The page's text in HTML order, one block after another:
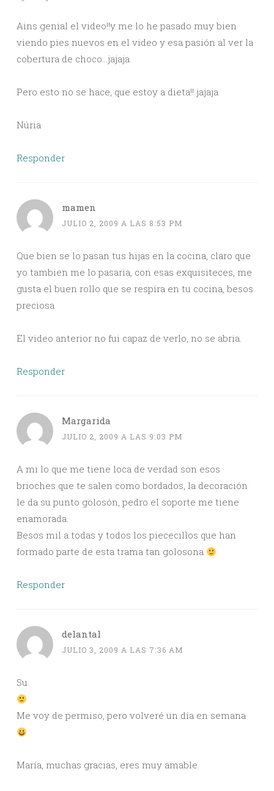
Ains genial el video!!y me lo he pasado muy bien
viendo pies nuevos en el video y esa pasión al ver la
cobertura de choco…jajaja
Pero esto no se hace, que estoy a dieta!! jajaja
Núria
Responder
mamen
JULIO 2, 2009 A LAS 8:53 PM
Que bien se lo pasan tus hijas en la cocina, claro que
yo tambien me lo pasaria, con esas exquisiteces, me
gusta el buen rollo que se respira en tu cocina, besos
preciosa
El video anterior no fui capaz de verlo, no se abria.
Responder
Margarida
JULIO 2, 2009 A LAS 9:03 PM
A mi lo que me tiene loca de verdad son esos
brioches que te salen como bordados, la decoración
le da su punto golosón, pedro el soporte me tiene
enamorada.
Besos mil a todas y todos los piececillos que han
formado parte de esta trama tan golosona
Responder
delantal
JULIO 3, 2009 A LAS 7:36 AM
Su
Me voy de permiso, pero volveré un día en semana
María, muchas gracias, eres muy amable.